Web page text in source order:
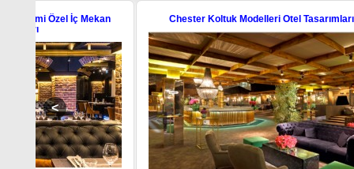
Chester Koltuk Modelleri Otel Tasarımları Luxury Bar